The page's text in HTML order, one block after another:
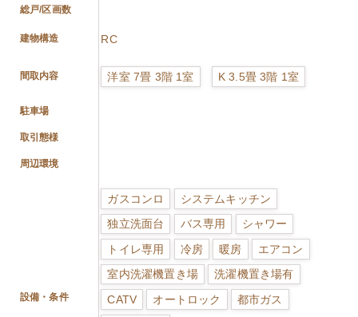
総戸/区画数
建物構造 RC
間取内容 洋室 7畳 3階 1室 K 3.5畳 3階 1室
駐車場
取引態様
周辺環境
設備・条件
ガスコンロ
システムキッチン
独立洗面台
バス専用
シャワー
トイレ専用
冷房 暖房
エアコン
室内洗濯機置き場
洗濯機置き場有
CATV
オートロック
都市ガス